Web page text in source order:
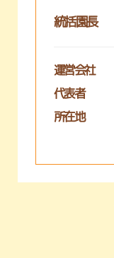
統括園長
運営会社
代表者
所在地